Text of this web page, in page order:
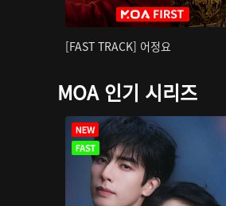
[FAST TRACK] 어정요
MOA 인기 시리즈